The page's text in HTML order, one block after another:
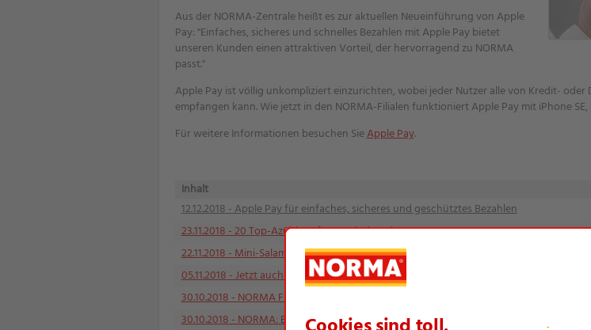
Aus der NORMA-Zentrale heißt es zur aktuellen Neueinführung von Apple
Pay: "Einfaches, sicheres und schnelles Bezahlen mit Apple Pay bietet
unseren Kunden einen attraktiven Vorteil, der hervorragend zu NORMA
passt."
Apple Pay ist völlig unkompliziert einzurichten, wobei jeder Nutzer alle von Kredit-
empfangen kann. Wie jetzt in den NORMA-Filialen funktioniert Apple Pay mit iPhone
Für weitere Informationen besuchen SieApple Pay.
Inhalt
12.12.2018- Apple Pay für einfaches, sicheres und geschütztes Bezahlen
23.11.2018- 20 Top-Azubis auf Augenhöhe mit Top-Management!
22.11.2018- Mini-Salami mit großem Umweltschutz-Beitrag
05.11.2018- Jetzt auch die frische Bauernmilch garantiert ohne Gentechnik und mit
30.10.2018- NORMA Frankreich: Grundsteinlegung für neue Landeszentrale,
30.10.2018- NORMA: Bargeldauszahlung schon ab 10 Euro Einkaufswert!